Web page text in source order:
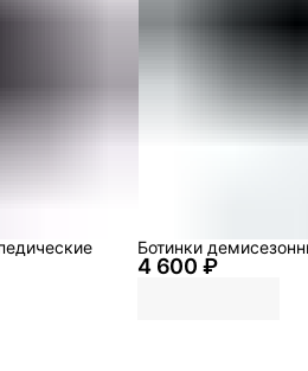
4 600 ₽
Ботинки